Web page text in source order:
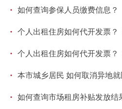
· 如何查询参保人员缴费信息？
· 个人出租住房如何代开发票？
· 个人出租住房如何代开发票？
· 本市城乡居民 如何取消异地就
· 如何查询市场租房补贴发放结